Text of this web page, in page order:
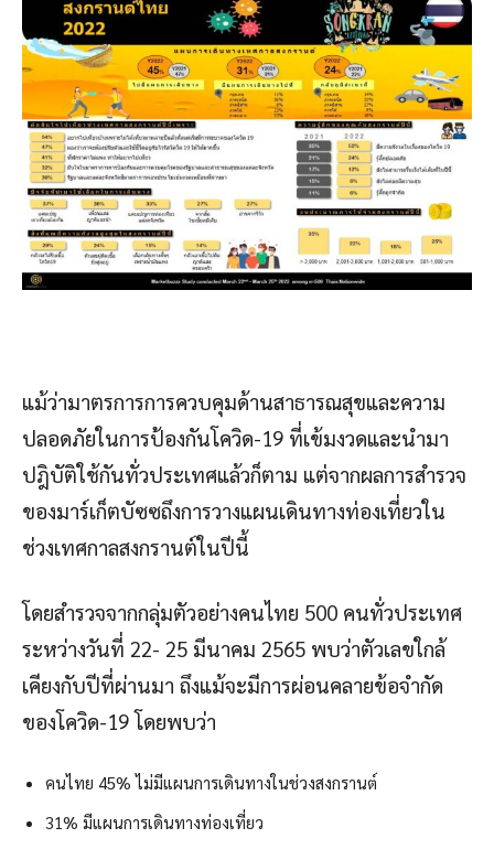
แม้ว่ามาตรการการควบคุมด้านสาธารณสุขและความ
ปลอดภัยในการป้องกันโควิด-19 ที่เข้มงวดและนำมา
ปฎิบัติใช้กันทั่วประเทศแล้วก็ตาม แต่จากผลการสำรวจ
ของมาร์เก็ตบัซซถึงการวางแผนเดินทางท่องเที่ยวใน
ช่วงเทศกาลสงกรานต์ในปีนี้
โดยสำรวจจากกลุ่มตัวอย่างคนไทย 500 คนทั่วประเทศ
ระหว่างวันที่ 22- 25 มีนาคม 2565 พบว่าตัวเลขใกล้
เคียงกับปีที่ผ่านมา ถึงแม้จะมีการผ่อนคลายข้อจำกัด
ของโควิด-19 โดยพบว่า
คนไทย 45% ไม่มีแผนการเดินทางในช่วงสงกรานต์
31% มีแผนการเดินทางท่องเที่ยว